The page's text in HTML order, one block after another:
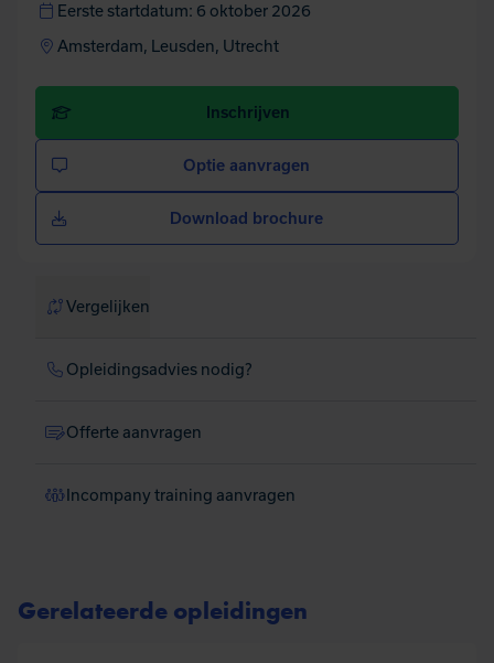
Eerste startdatum: 6 oktober 2026
Amsterdam, Leusden, Utrecht
Inschrijven
Optie aanvragen
Download brochure
Vergelijken
Opleidingsadvies nodig?
Offerte aanvragen
Incompany training aanvragen
Gerelateerde opleidingen